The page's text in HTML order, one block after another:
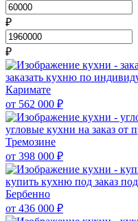
₽
₽
заказать кухню по
Каримате
от 562 000 ₽
угловые кухни на заказ от
Тремозине
от 398 000 ₽
купить кухню под заказ
Бербенно
от 436 000 ₽